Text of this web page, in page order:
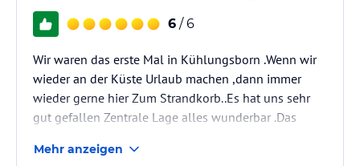
6 / 6
Wir waren das erste Mal in Kühlungsborn .Wenn wir
wieder an der Küste Urlaub machen ,dann immer
wieder gerne hier Zum Strandkorb..Es hat uns sehr
gut gefallen Zentrale Lage alles wunderbar .Das
gesehen haben .Wir haben uns super wohl gefühlt.
Mehr anzeigen